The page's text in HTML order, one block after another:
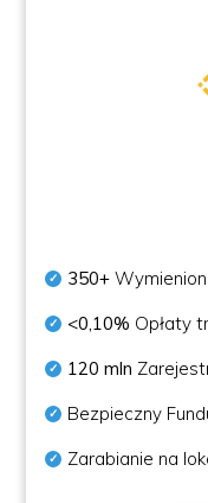
350+
<0,10% Opłaty
120 mln
Bezpieczny
Zarabianie na